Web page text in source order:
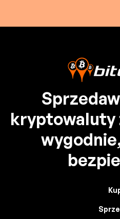
kryptowaluty